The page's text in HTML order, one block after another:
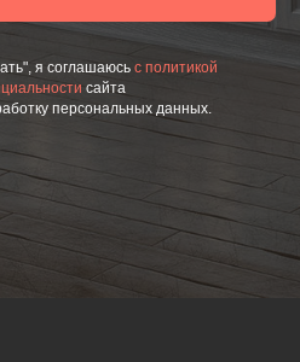
я соглашаюсь с политикой
сайта
персональных данных.